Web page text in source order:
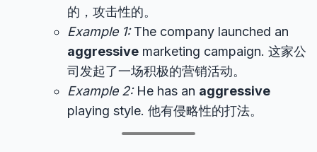
的，攻击性的。
Example 1:The company launched an
aggressive marketing campaign. 这家公
司发起了一场积极的营销活动。
Example 2:He has an aggressive
playing style. 他有侵略性的打法。